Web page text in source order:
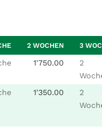
2 WOCHEN 3
1'750.00
2
1'350.00
2